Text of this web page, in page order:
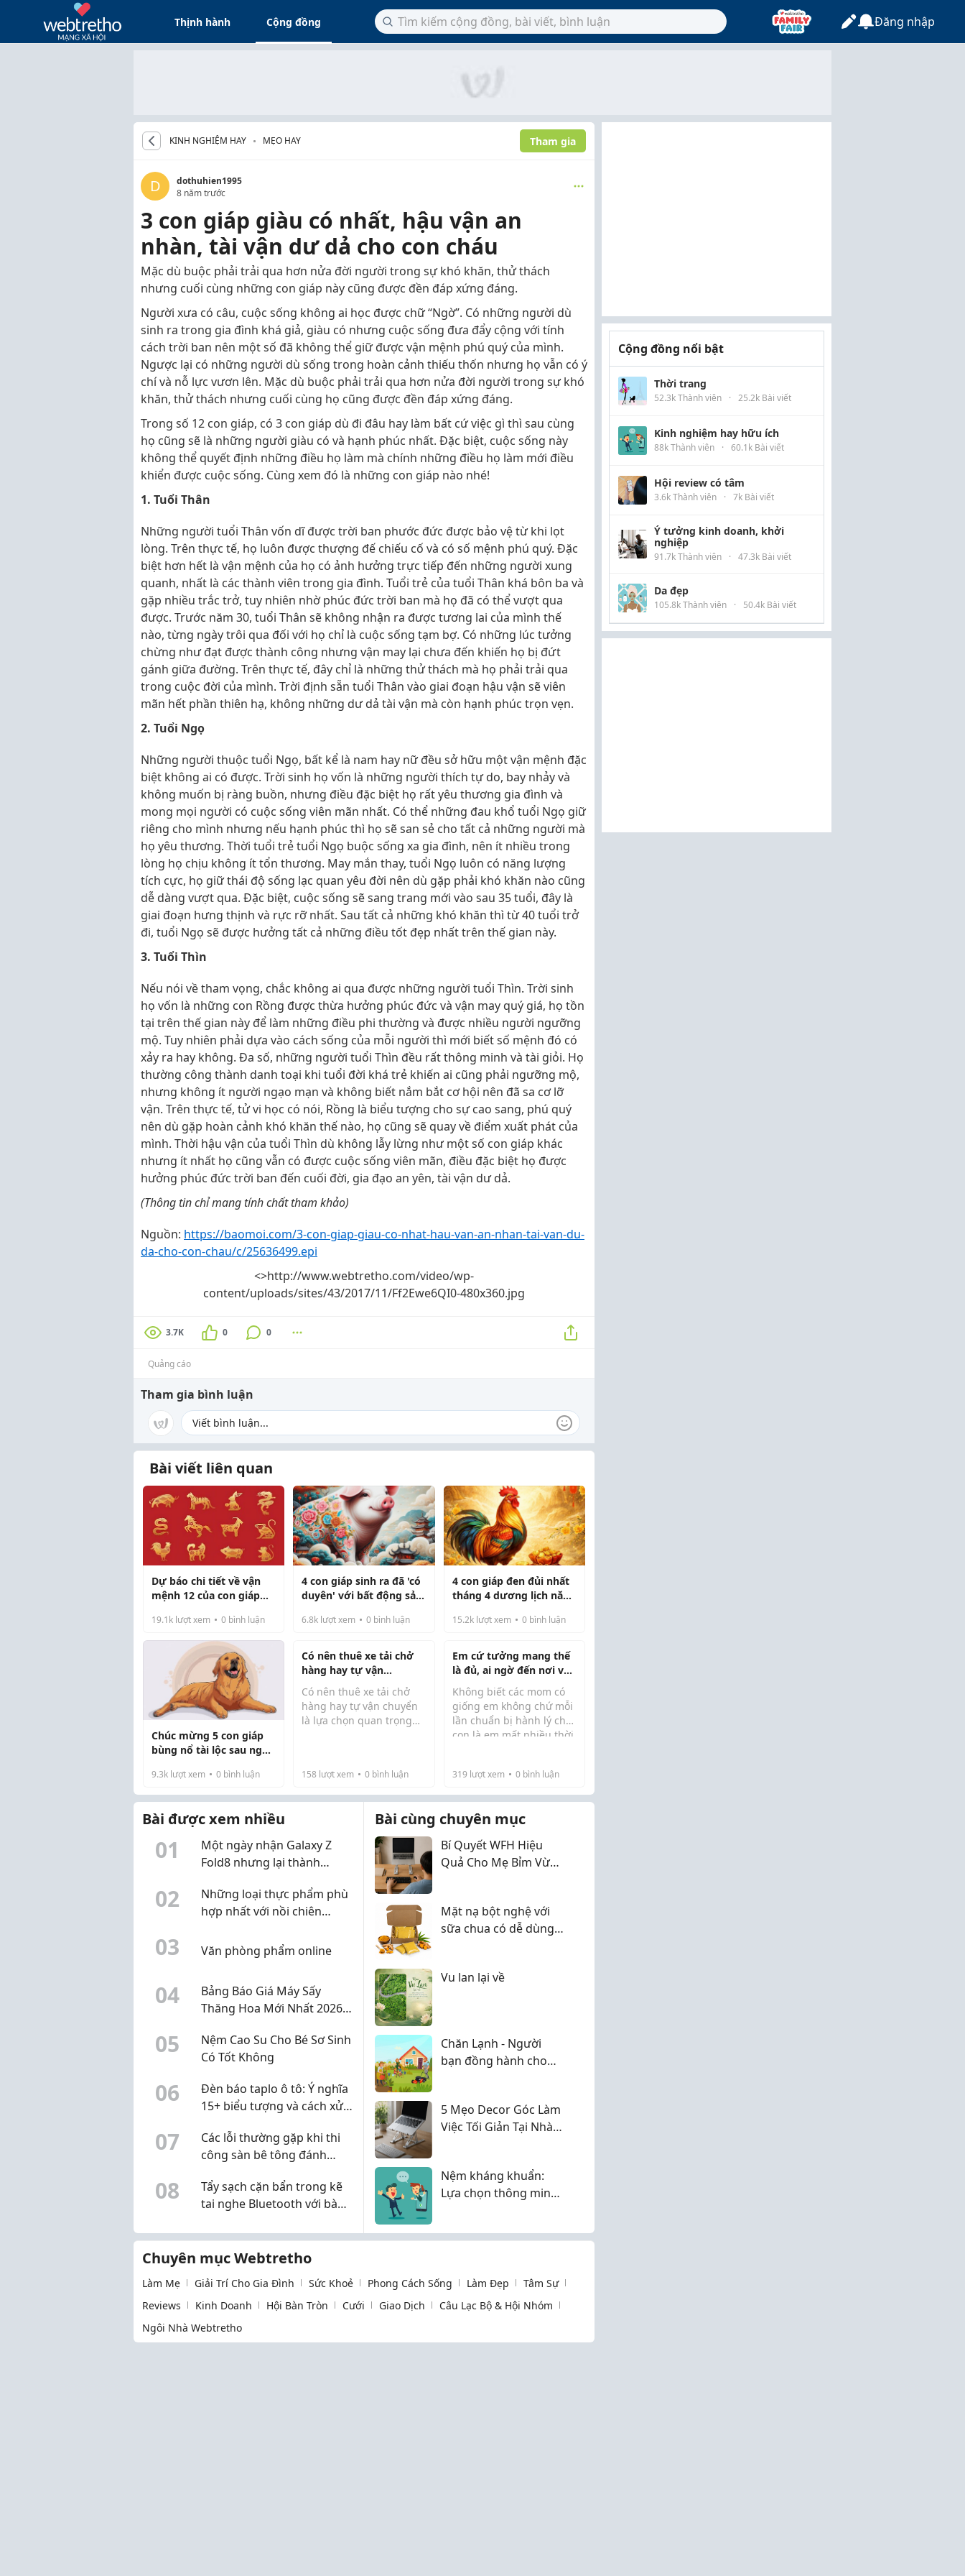
Thịnh hành Cộng đồng Đăng nhập
KINH NGHIỆM HAY MẸO HAY Tham gia
D
dothuhien1995
8 năm trước
3 con giáp giàu có nhất, hậu vận an
nhàn, tài vận dư dả cho con cháu
Mặc dù buộc phải trải qua hơn nửa đời người trong sự khó khăn, thử thách
nhưng cuối cùng những con giáp này cũng được đền đáp xứng đáng.
Người xưa có câu, cuộc sống không ai học được chữ “Ngờ”. Có những người dù
sinh ra trong gia đình khá giả, giàu có nhưng cuộc sống đưa đẩy cộng với tính
cách trời ban nên một số đã không thể giữ được vận mệnh phú quý của mình.
Ngược lại có những người dù sống trong hoàn cảnh thiếu thốn nhưng họ vẫn có ý
chí và nỗ lực vươn lên. Mặc dù buộc phải trải qua hơn nửa đời người trong sự khó
khăn, thử thách nhưng cuối cùng họ cũng được đền đáp xứng đáng.
Trong số 12 con giáp, có 3 con giáp dù đi đâu hay làm bất cứ việc gì thì sau cùng
họ cũng sẽ là những người giàu có và hạnh phúc nhất. Đặc biệt, cuộc sống này
không thể quyết định những điều họ làm mà chính những điều họ làm mới điều
khiển được cuộc sống. Cùng xem đó là những con giáp nào nhé!
1. Tuổi Thân
Những người tuổi Thân vốn dĩ được trời ban phước đức được bảo vệ từ khi lọt
lòng. Trên thực tế, họ luôn được thượng đế chiếu cố và có số mệnh phú quý. Đặc
biệt hơn hết là vận mệnh của họ có ảnh hưởng trực tiếp đến những người xung
quanh, nhất là các thành viên trong gia đình. Tuổi trẻ của tuổi Thân khá bôn ba và
gặp nhiều trắc trở, tuy nhiên nhờ phúc đức trời ban mà họ đã có thể vượt qua
được. Trước năm 30, tuổi Thân sẽ không nhận ra được tương lai của mình thế
nào, từng ngày trôi qua đối với họ chỉ là cuộc sống tạm bợ. Có những lúc tưởng
chừng như đạt được thành công nhưng vận may lại chưa đến khiến họ bị đứt
gánh giữa đường. Trên thực tế, đây chỉ là những thử thách mà họ phải trải qua
trong cuộc đời của mình. Trời định sẵn tuổi Thân vào giai đoạn hậu vận sẽ viên
mãn hết phần thiên hạ, không những dư dả tài vận mà còn hạnh phúc trọn vẹn.
2. Tuổi Ngọ
Những người thuộc tuổi Ngọ, bất kể là nam hay nữ đều sở hữu một vận mệnh đặc
biệt không ai có được. Trời sinh họ vốn là những người thích tự do, bay nhảy và
không muốn bị ràng buồn, nhưng điều đặc biệt họ rất yêu thương gia đình và
mong mọi người có cuộc sống viên mãn nhất. Có thể những đau khổ tuổi Ngọ giữ
riêng cho mình nhưng nếu hạnh phúc thì họ sẽ san sẻ cho tất cả những người mà
họ yêu thương. Thời tuổi trẻ tuổi Ngọ buộc sống xa gia đình, nên ít nhiều trong
lòng họ chịu không ít tổn thương. May mắn thay, tuổi Ngọ luôn có năng lượng
tích cực, họ giữ thái độ sống lạc quan yêu đời nên dù gặp phải khó khăn nào cũng
dễ dàng vượt qua. Đặc biệt, cuộc sống sẽ sang trang mới vào sau 35 tuổi, đây là
giai đoạn hưng thịnh và rực rỡ nhất. Sau tất cả những khó khăn thì từ 40 tuổi trở
đi, tuổi Ngọ sẽ được hưởng tất cả những điều tốt đẹp nhất trên thế gian này.
3. Tuổi Thìn
Nếu nói về tham vọng, chắc không ai qua được những người tuổi Thìn. Trời sinh
họ vốn là những con Rồng được thừa hưởng phúc đức và vận may quý giá, họ tồn
tại trên thế gian này để làm những điều phi thường và được nhiều người ngưỡng
mộ. Tuy nhiên phải dựa vào cách sống của mỗi người thì mới biết số mệnh đó có
xảy ra hay không. Đa số, những người tuổi Thìn đều rất thông minh và tài giỏi. Họ
thường công thành danh toại khi tuổi đời khá trẻ khiến ai cũng phải ngưỡng mộ,
nhưng không ít người ngạo mạn và không biết nắm bắt cơ hội nên đã sa cơ lỡ
vận. Trên thực tế, tử vi học có nói, Rồng là biểu tượng cho sự cao sang, phú quý
nên dù gặp hoàn cảnh khó khăn thế nào, họ cũng sẽ quay về điểm xuất phát của
mình. Thời hậu vận của tuổi Thìn dù không lẫy lừng như một số con giáp khác
nhưng ít nhất họ cũng vẫn có được cuộc sống viên mãn, điều đặc biệt họ được
hưởng phúc đức trời ban đến cuối đời, gia đạo an yên, tài vận dư dả.
(Thông tin chỉ mang tính chất tham khảo)
Nguồn: https://baomoi.com/3-con-giap-giau-co-nhat-hau-van-an-nhan-tai-van-du-
da-cho-con-chau/c/25636499.epi
<>http://www.webtretho.com/video/wp-
content/uploads/sites/43/2017/11/Ff2Ewe6QI0-480x360.jpg
3.7K 0 0
Quảng cáo
Tham gia bình luận
Bài viết liên quan
Dự báo chi tiết về vận
mệnh 12 của con giáp
2026
19.1k lượt xem 0 bình luận
4 con giáp sinh ra đã 'có
duyên' với bất động sản
6.8k lượt xem 0 bình luận
4 con giáp đen đủi nhất
tháng 4 dương lịch năm
15.2klượt xem 0bình luận
Chúc mừng 5 con giáp
bùng nổ tài lộc sau ngày
9.3k lượt xem 0 bình luận
Có nên thuê xe tải chở
hàng hay tự vận
chuyển?
Có nên thuê xe tải chở
hàng hay tự vận chuyển
là lựa chọn quan trọng
gian và độ an toàn. Bài
viết phân tích chi tiết hai
phương án, g...
158 lượt xem 0 bình luận
Em cứ tưởng mang thế
là đủ, ai ngờ đến nơi vẫn
thiếu đồ của con
Không biết các mom có
giống em không chứ mỗi
lần chuẩn bị hành lý cho
con là em mất nhiều thời
bị rất kỹ ...
319 lượt xem 0bình luận
Bài được xem nhiều
01
Một ngày nhận Galaxy Z
Fold8 nhưng lại thành
02
Những loại thực phẩm phù
hợp nhất với nồi chiên
03 Văn phòng phẩm online
04
Bảng Báo Giá Máy Sấy
Thăng Hoa Mới Nhất 2026 -
05
Nệm Cao Su Cho Bé Sơ Sinh
Có Tốt Không
06
Đèn báo taplo ô tô: Ý nghĩa
15+ biểu tượng và cách xử
07
Các lỗi thường gặp khi thi
công sàn bê tông đánh
08
Tẩy sạch cặn bẩn trong kẽ
tai nghe Bluetooth với bàn
Bài cùng chuyên mục
Bí Quyết WFH Hiệu
Quả Cho Mẹ Bỉm Vừa
Mỏi Lưng
Mặt nạ bột nghệ với
sữa chua có dễ dùng
kinh nghiệm
Vu lan lại về
Chăn Lạnh - Người
bạn đồng hành cho
5 Mẹo Decor Góc Làm
Việc Tối Giản Tại Nhà
Nệm kháng khuẩn:
Lựa chọn thông minh
Chuyên mục Webtretho
Làm Mẹ Giải Trí Cho Gia Đình Sức Khoẻ Phong Cách Sống Làm Đẹp
Tâm Sự
Reviews
Kinh Doanh Hội Bàn Tròn Cưới Giao Dịch
Câu Lạc Bộ & Hội Nhóm
Ngôi Nhà Webtretho
Cộng đồng nổi bật
Thời trang
52.3k Thành viên · 25.2k Bài viết
Kinh nghiệm hay hữu ích
88k Thành viên · 60.1k Bài viết
Hội review có tâm
3.6k Thành viên · 7k Bài viết
Ý tưởng kinh doanh, khởi
nghiệp
91.7k Thành viên · 47.3k Bài viết
Da đẹp
105.8k Thành viên · 50.4k Bài viết